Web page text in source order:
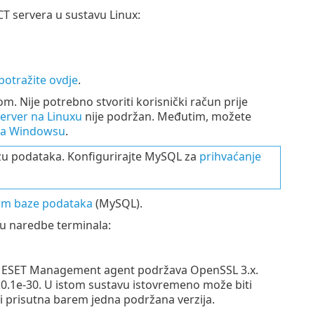
servera u sustavu Linux:
ovdje.
Nije potrebno stvoriti korisnički račun prije
na Linuxu nije podržan. Međutim, možete
Windowsu.
podataka. Konfigurirajte MySQL za prihvaćanje
baze podataka (MySQL).
naredbe terminala:
ESET Management agent podržava OpenSSL 3.x.
30. U istom sustavu istovremeno može biti
prisutna barem jedna podržana verzija.